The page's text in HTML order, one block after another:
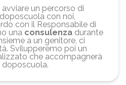
un percorso di
con noi,
con il Responsabile di
una consulenza durante
a un genitore, ci
Svilupperemo poi un
che accompagnerà